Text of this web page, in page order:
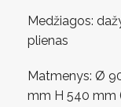
Medžiagos:
plienas
Matmenys: Ø
mm H 540 mm